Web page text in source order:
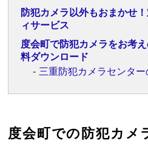
防犯カメラ以外もおまかせ
ィサービス
度会町で防犯カメラをお考
料ダウンロード
三重防犯カメラセンター
度会町での防犯カメ